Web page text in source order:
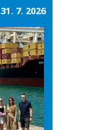
31. 7. 2026